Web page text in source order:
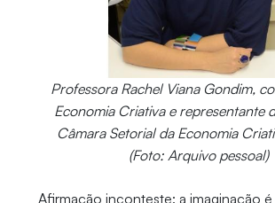
Professora Rachel Viana Gondim,
Economia Criativa e representante
Câmara Setorial da Economia
(Foto: Arquivo pessoal)
Afirmação inconteste: a imaginação